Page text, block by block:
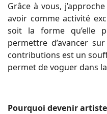
Grâce à vous,
avoir comme activité
soit la forme qu’elle
permettre d’avancer
contributions est un
permet de voguer dans
Pourquoi devenir